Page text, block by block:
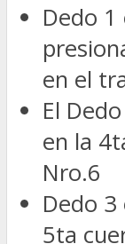
Dedo
en el
El
en la
Nro.6
Dedo
5ta